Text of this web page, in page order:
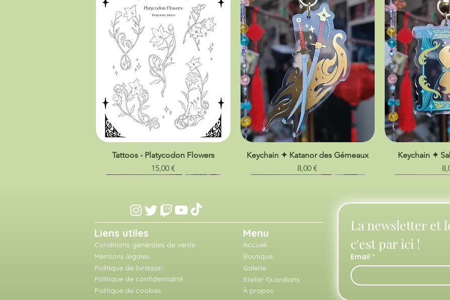
Tattoos - Platycodon Flowers
Prix
15,00 €
Keychain ✦ Katanor des Gémeaux
Prix
8,00 €
Keychain ✦
Liens utiles
Conditions générales de vente
Mentions légales
Politique de livraison
Politique de confidentialité
Politique de cookies
Accueil
Boutique
Galerie
Stellar Guardians
À propos
La newsletter et
c'est par ici !
Email *
Menu